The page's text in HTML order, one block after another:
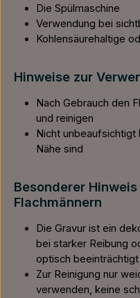
Die Spülmaschine
Verwendung bei
Kohlensäurehaltige
Hinweise zur
Nach Gebrauch den
und reinigen
Nicht unbeaufsichtigt
Nähe sind
Besonderer
Flachmännern
Die Gravur ist ein
bei starker Reibung
optisch
Zur Reinigung nur
verwenden, keine